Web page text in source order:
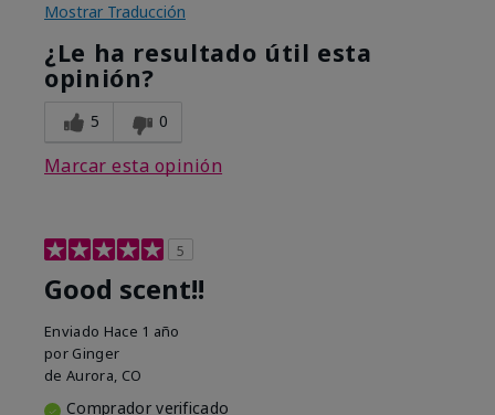
Mostrar Traducción
¿Le ha resultado útil esta
opinión?
5 0
Marcar esta opinión
5
Good scent!!
Enviado Hace 1 año
por Ginger
de Aurora, CO
Comprador verificado